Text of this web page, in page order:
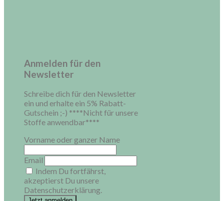
Anmelden für den
Newsletter
Schreibe dich für den Newsletter
ein und erhalte ein 5% Rabatt-
Gutschein ;-) ****Nicht für unsere
Stoffe anwendbar****
Vorname oder ganzer Name
Email
Indem Du fortfährst,
akzeptierst Du unsere
Datenschutzerklärung.